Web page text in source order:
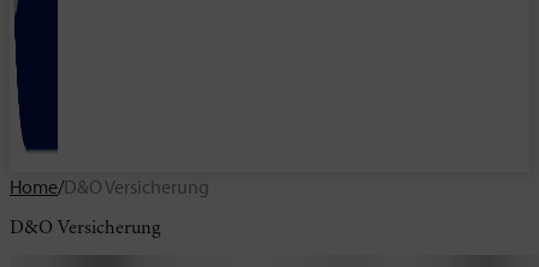
Home/D&O Versicherung
D&O Versicherung